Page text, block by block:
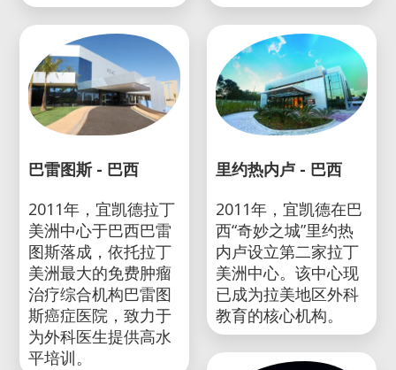
巴雷图斯 - 巴西
2011年，宜凯德拉丁
美洲中心于巴西巴雷
图斯落成，依托拉丁
美洲最大的免费肿瘤
治疗综合机构巴雷图
斯癌症医院，致力于
为外科医生提供高水
平培训。
里约热内卢 - 巴西
2011年，宜凯德在巴
西“奇妙之城”里约热
内卢设立第二家拉丁
美洲中心。该中心现
已成为拉美地区外科
教育的核心机构。